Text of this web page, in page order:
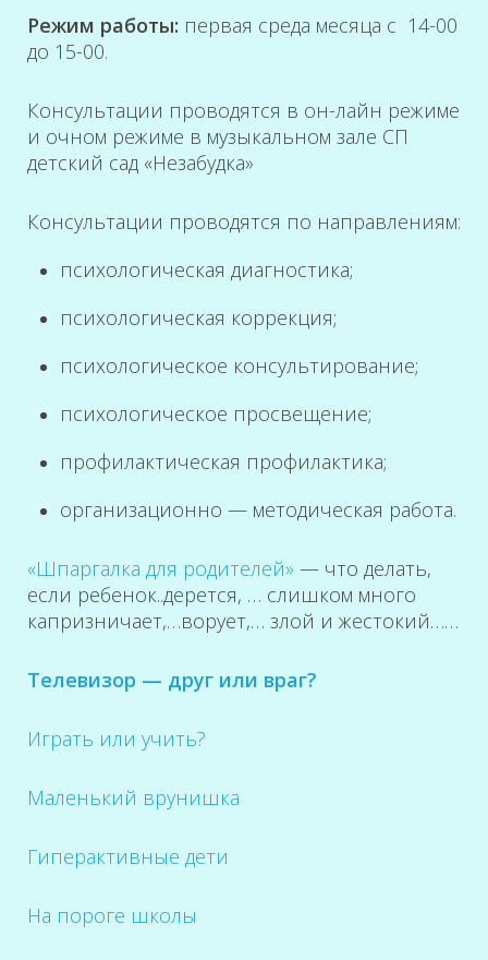
Режим работы: первая среда месяца с 14-00
до 15-00.
Консультации проводятся в он-лайн режиме
и очном режиме в музыкальном зале СП
детский сад «Незабудка»
Консультации проводятся по направлениям:
психологическая диагностика;
психологическая коррекция;
психологическое консультирование;
психологическое просвещение;
профилактическая профилактика;
организационно — методическая работа.
«Шпаргалка для родителей» — что делать,
если ребенок..дерется, … слишком много
капризничает,…ворует,… злой и жестокий……
Телевизор — друг или враг?
Играть или учить?
Маленький врунишка
Гиперактивные дети
На пороге школы